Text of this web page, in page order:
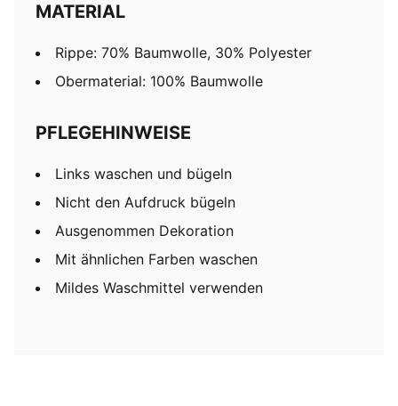
MATERIAL
Rippe: 70% Baumwolle, 30% Polyester
Obermaterial: 100% Baumwolle
PFLEGEHINWEISE
Links waschen und bügeln
Nicht den Aufdruck bügeln
Ausgenommen Dekoration
Mit ähnlichen Farben waschen
Mildes Waschmittel verwenden